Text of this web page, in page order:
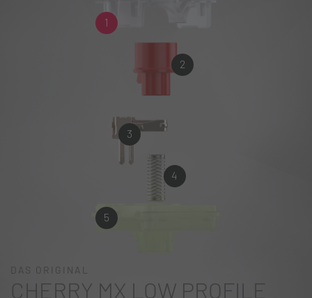
1
2
3
4
5
DAS ORIGINAL
CHERRY MX LOW PROFILE